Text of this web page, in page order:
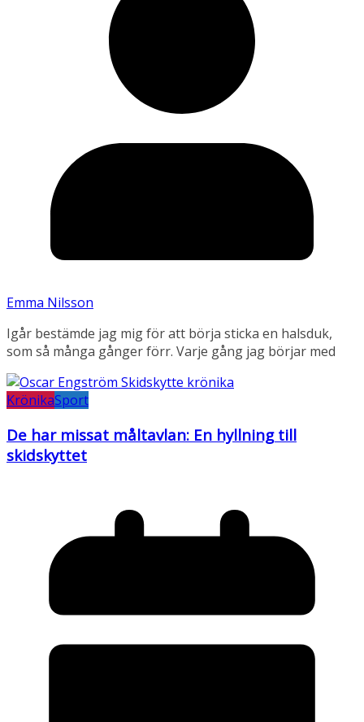
Emma Nilsson
Igår bestämde jag mig för att börja sticka en halsduk,
som så många gånger förr. Varje gång jag börjar med
KrönikaSport
De har missat måltavlan: En hyllning till
skidskyttet